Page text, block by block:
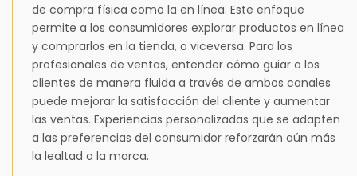
de compra física como la en línea. Este enfoque
permite a los consumidores explorar productos en línea
y comprarlos en la tienda, o viceversa. Para los
profesionales de ventas, entender cómo guiar a los
clientes de manera fluida a través de ambos canales
puede mejorar la satisfacción del cliente y aumentar
las ventas. Experiencias personalizadas que se adapten
a las preferencias del consumidor reforzarán aún más
la lealtad a la marca.